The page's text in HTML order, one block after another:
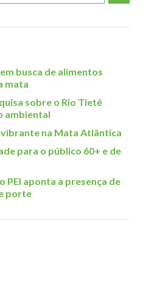
busca de alimentos
mata
sobre o Rio Tietê
ambiental
na Mata Atlântica
para o público 60+ e de
PEI aponta a presença de
porte